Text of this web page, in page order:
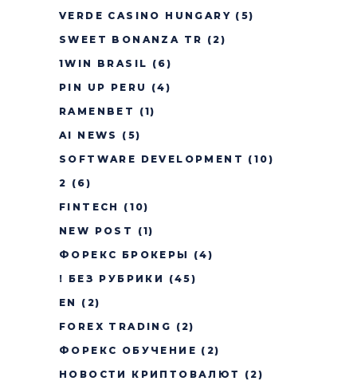
VERDE CASINO HUNGARY (5)
SWEET BONANZA TR (2)
1WIN BRASIL (6)
PIN UP PERU
(4)
RAMENBET
(1)
AI NEWS
(5)
SOFTWARE DEVELOPMENT (10)
2 (6)
FINTECH
(10)
NEW POST
(1)
ФОРЕКС БРОКЕРЫ
(4)
! БЕЗ РУБРИКИ
(45)
EN
(2)
FOREX TRADING (2)
ФОРЕКС ОБУЧЕНИЕ (2)
НОВОСТИ КРИПТОВАЛЮТ
(2)